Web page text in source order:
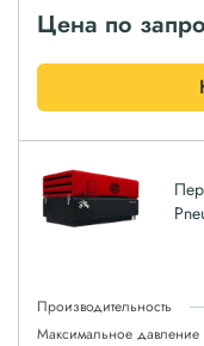
Цена по
Производительность
Максимальное давление